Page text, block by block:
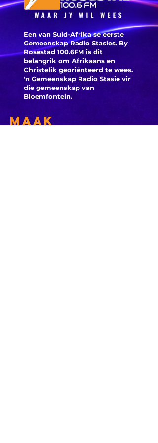
Een van Suid-Afrika se eerste
Gemeenskap Radio Stasies. By
Rosestad 100.6FM is dit
belangrik om Afrikaans en
Christelik georiënteerd te wees.
'n Gemeenskap Radio Stasie vir
die gemeenskap van
Bloemfontein.
Maak